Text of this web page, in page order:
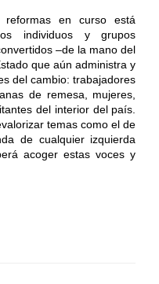
en curso está
individuos y grupos
–de la mano del
que aún administra y
del cambio: trabajadores
de remesa, mujeres,
del interior del país.
temas como el de
de cualquier izquierda
acoger estas voces y